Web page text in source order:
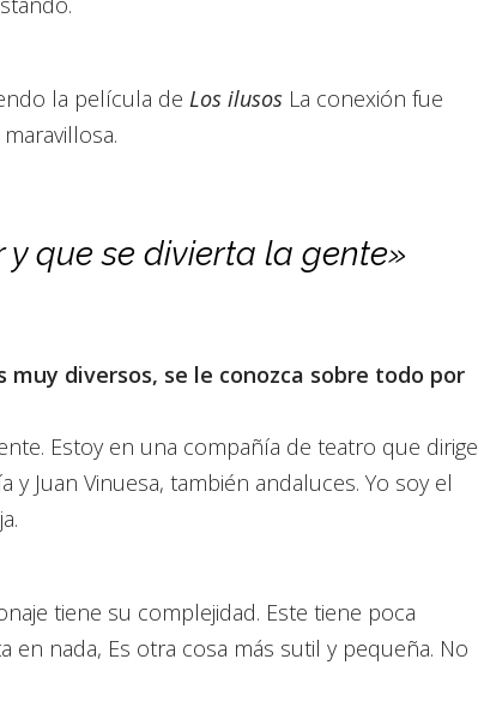
la película de Los ilusos La conexión fue
que se divierta la gente»
diversos, se le conozca sobre todo por
Estoy en una compañía de teatro que dirige
Juan Vinuesa, también andaluces. Yo soy el
tiene su complejidad. Este tiene poca
nada, Es otra cosa más sutil y pequeña. No